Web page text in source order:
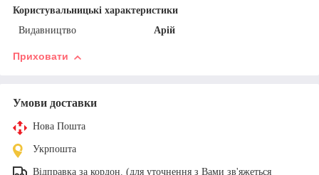
Користувальницькі характеристики
Видавництво
Арій
Приховати
Умови доставки
Нова Пошта
Укрпошта
Відправка за кордон. (для уточнення з Вами зв'яжеться